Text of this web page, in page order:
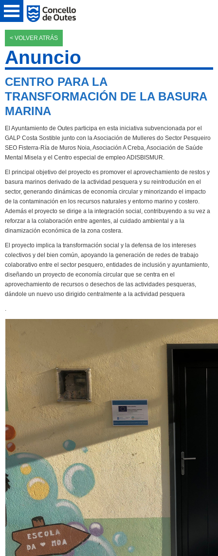
< VOLVER ATRÁS
Anuncio
CENTRO PARA LA
TRANSFORMACIÓN DE LA BASURA
MARINA
El Ayuntamiento de Outes participa en esta iniciativa subvencionada por el
GALP Costa Sostible junto con la Asociación de Mulleres do Sector Pesqueiro
SEO Fisterra-Ría de Muros Noia, Asociación A Creba, Asociación de Saúde
Mental Misela y el Centro especial de empleo ADISBISMUR.
El principal objetivo del proyecto es promover el aprovechamiento de restos y
basura marinos derivado de la actividad pesquera y su reintrodución en el
sector, generando dinámicas de economía circular y minorizando el impacto
de la contaminación en los recursos naturales y entorno marino y costero.
Además el proyecto se dirige a la integración social, contribuyendo a su vez a
reforzar a la colaboración entre agentes, al cuidado ambiental y a la
dinamización económica de la zona costera.
El proyecto implica la transformación social y la defensa de los intereses
colectivos y del bien común, apoyando la generación de redes de trabajo
colaborativo entre el sector pesquero, entidades de inclusión y ayuntamiento,
diseñando un proyecto de economía circular que se centra en el
aprovechamiento de recursos o desechos de las actividades pesqueras,
dándole un nuevo uso dirigido centralmente a la actividad pesquera
.